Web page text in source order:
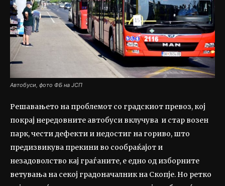
Автобуси, фото ФБ на ЈСП
Решавањето на проблемот со градскиот превоз, кој
покрај нередовните автобуси вклучува и стар возен
парк, чести дефекти и недостиг на гориво, што
предизвикува прекини во сообраќајот и
незадоволство кај граѓаните, е едно од изборните
ветувања на секој градоначалник на Скопје. Но ретко